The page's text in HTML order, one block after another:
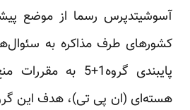
آسوشیتدپرس رسما از موضع
کشورهای طرف مذاکره به
پایبندی گروه1+5
هسته‌ای (ان پی تی)، هدف این گروه